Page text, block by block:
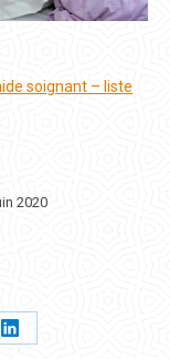
soignant – liste
2020
Partager